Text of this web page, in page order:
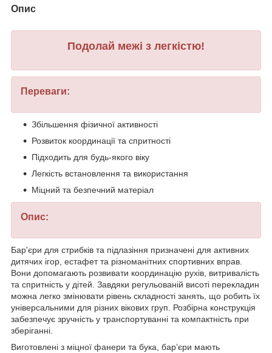
Опис
Подолай межі з легкістю!
Переваги:
Збільшення фізичної активності
Розвиток координації та спритності
Підходить для будь-якого віку
Легкість встановлення та використання
Міцний та безпечний матеріал
Опис:
Бар'єри для стрибків та підлазіння призначені для активних
дитячих ігор, естафет та різноманітних спортивних вправ.
Вони допомагають розвивати координацію рухів, витривалість
та спритність у дітей. Завдяки регульованій висоті перекладин
можна легко змінювати рівень складності занять, що робить їх
універсальними для різних вікових груп. Розбірна конструкція
забезпечує зручність у транспортуванні та компактність при
зберіганні.
Виготовлені з міцної фанери та бука, бар’єри мають